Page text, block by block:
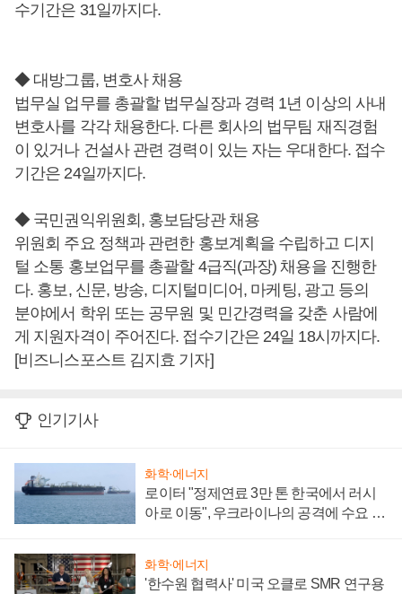
수기간은 31일까지다.
◆ 대방그룹, 변호사 채용
법무실 업무를 총괄할 법무실장과 경력 1년 이상의 사내
변호사를 각각 채용한다. 다른 회사의 법무팀 재직경험
이 있거나 건설사 관련 경력이 있는 자는 우대한다. 접수
기간은 24일까지다.
◆ 국민권익위원회, 홍보담당관 채용
위원회 주요 정책과 관련한 홍보계획을 수립하고 디지
털 소통 홍보업무를 총괄할 4급직(과장) 채용을 진행한
다. 홍보, 신문, 방송, 디지털미디어, 마케팅, 광고 등의
분야에서 학위 또는 공무원 및 민간경력을 갖춘 사람에
게 지원자격이 주어진다. 접수기간은 24일 18시까지다.
[비즈니스포스트 김지효 기자]
인기기사
화학·에너지
로이터 "정제연료 3만 톤 한국에서 러시
아로 이동", 우크라이나의 공격에 수요 늘
화학·에너지
'한수원 협력사' 미국 오클로 SMR 연구용